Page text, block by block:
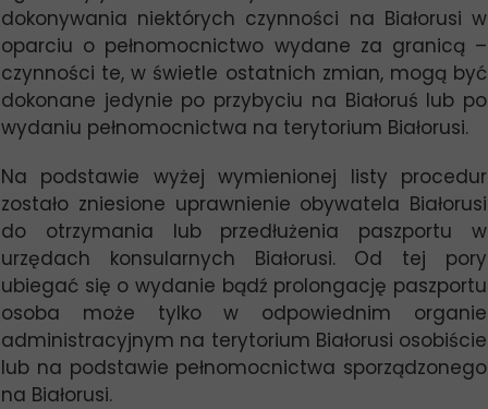
dokonywania niektórych czynności na Białorusi w
oparciu o pełnomocnictwo wydane za granicą –
czynności te, w świetle ostatnich zmian, mogą być
dokonane jedynie po przybyciu na Białoruś lub po
wydaniu pełnomocnictwa na terytorium Białorusi.
Na podstawie wyżej wymienionej listy procedur
zostało zniesione uprawnienie obywatela Białorusi
do otrzymania lub przedłużenia paszportu w
urzędach konsularnych Białorusi. Od tej pory
ubiegać się o wydanie bądź prolongację paszportu
osoba może tylko w odpowiednim organie
administracyjnym na terytorium Białorusi osobiście
lub na podstawie pełnomocnictwa sporządzonego
na Białorusi.